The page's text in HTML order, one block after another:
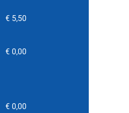
€ 5,50
€ 0,00
€ 0,00